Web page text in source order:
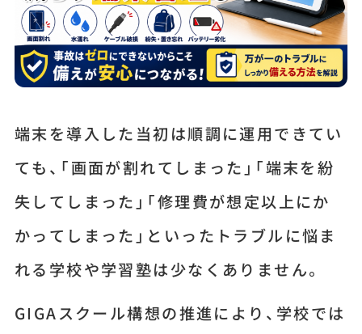
端末を導入した当初は順調に運用できてい
ても、「画面が割れてしまった」「端末を紛
失してしまった」「修理費が想定以上にか
かってしまった」といったトラブルに悩ま
れる学校や学習塾は少なくありません。
GIGAスクール構想の推進により、学校では